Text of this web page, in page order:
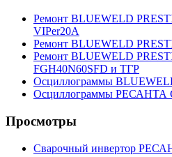
Ремонт BLUEWELD
VIPer20A
Ремонт BLUEWELD
Ремонт BLUEWELD
FGH40N60SFD и ТГР
Осциллограммы
Осциллограммы РЕСАНТА
Просмотры
Сварочный инвертор